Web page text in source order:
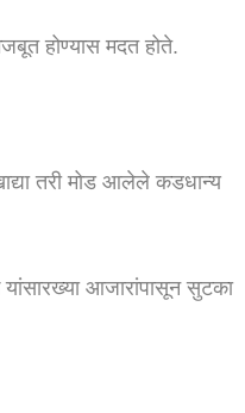
होण्यास मदत होते.
तरी मोड आलेले कडधान्य
आजारांपासून सुटका